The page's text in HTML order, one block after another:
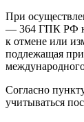
При
— 364 ГПК РФ
к отмене или
подлежащая
Согласно
учитываться